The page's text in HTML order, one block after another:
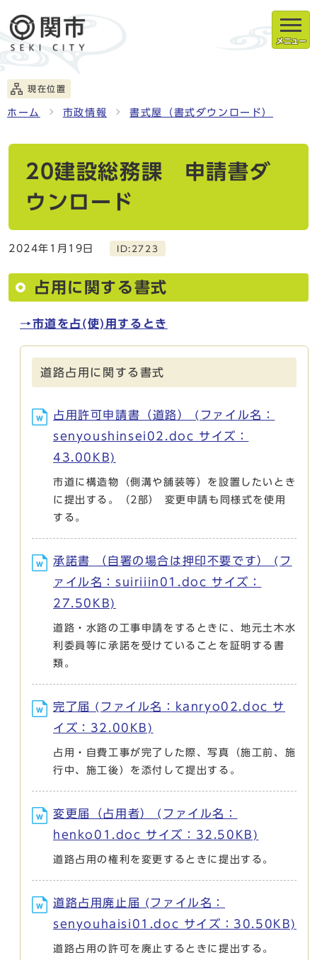
メニュー
現在位置
ホーム 市政情報 書式屋（書式ダウンロード）
20建設総務課 申請書ダ
ウンロード
2024年1月19日 ID:2723
占用に関する書式
→市道を占(使)用するとき
道路占用に関する書式
占用許可申請書（道路） (ファイル名：
senyoushinsei02.doc サイズ：
43.00KB)
市道に構造物（側溝や舗装等）を設置したいとき
に提出する。（2部） 変更申請も同様式を使用
する。
承諾書 （自署の場合は押印不要です） (フ
ァイル名：suiriiin01.doc サイズ：
27.50KB)
道路・水路の工事申請をするときに、地元土木水
利委員等に承諾を受けていることを証明する書
類。
完了届 (ファイル名：kanryo02.doc サ
イズ：32.00KB)
占用・自費工事が完了した際、写真（施工前、施
行中、施工後）を添付して提出する。
変更届（占用者） (ファイル名：
henko01.doc サイズ：32.50KB)
道路占用の権利を変更するときに提出する。
道路占用廃止届 (ファイル名：
senyouhaisi01.doc サイズ：30.50KB)
道路占用の許可を廃止するときに提出する。